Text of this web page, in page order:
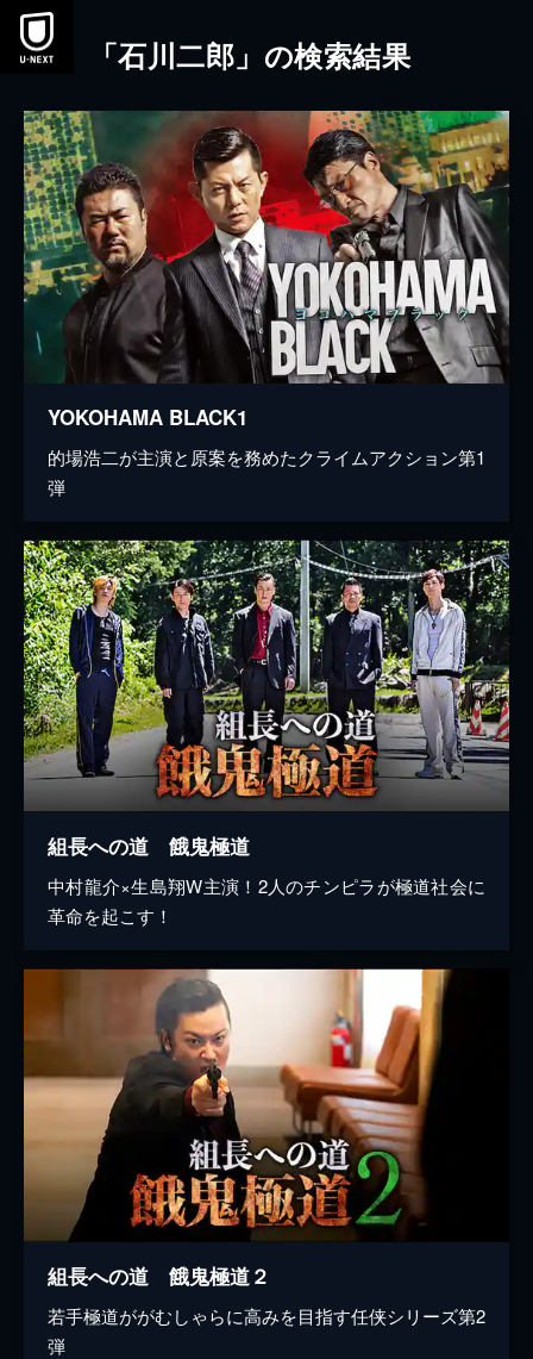
本文へスキップ
「石川二郎」の検索結果
YOKOHAMA BLACK1
的場浩二が主演と原案を務めたクライムアクション第1
弾
組長への道 餓鬼極道
中村龍介×生島翔W主演！2人のチンピラが極道社会に
革命を起こす！
組長への道 餓鬼極道２
若手極道ががむしゃらに高みを目指す任侠シリーズ第2
弾